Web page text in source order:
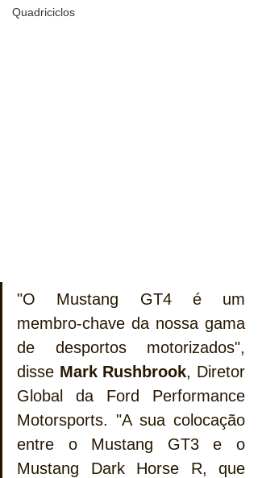
Quadriciclos
"O Mustang GT4 é um
membro-chave da nossa gama
de desportos motorizados",
disse Mark Rushbrook, Diretor
Global da Ford Performance
Motorsports. "A sua colocação
entre o Mustang GT3 e o
Mustang Dark Horse R, que